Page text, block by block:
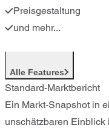
Preisgestaltung
und mehr...
Alle Features
Standard-Marktbericht
Ein Markt-Snapshot in
unschätzbaren